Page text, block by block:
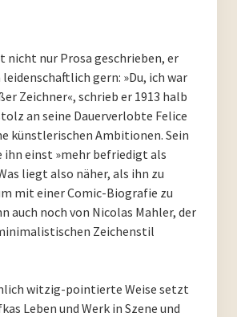
Das 10. Jahr.
nicht nur Prosa geschrieben, er
gern: »Du, ich war
Zeichner«, schrieb er 1913 halb
an seine Dauerverlobte Felice
künstlerischen Ambitionen. Sein
ihn einst »mehr befriedigt als
liegt also näher, als ihn zu
mit einer Comic-Biografie zu
auch noch von Nicolas Mahler, der
Zeichenstil
witzig-pointierte Weise setzt
Leben und Werk in Szene und